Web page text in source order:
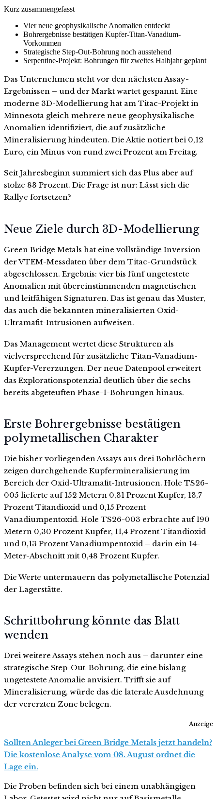
Kurz zusammengefasst
Vier neue geophysikalische Anomalien entdeckt
Bohrergebnisse bestätigen Kupfer-Titan-Vanadium-
Vorkommen
Strategische Step-Out-Bohrung noch ausstehend
Serpentine-Projekt: Bohrungen für zweites Halbjahr geplant
Das Unternehmen steht vor den nächsten Assay-
Ergebnissen – und der Markt wartet gespannt. Eine
moderne 3D-Modellierung hat am Titac-Projekt in
Minnesota gleich mehrere neue geophysikalische
Anomalien identifiziert, die auf zusätzliche
Mineralisierung hindeuten. Die Aktie notiert bei 0,12
Euro, ein Minus von rund zwei Prozent am Freitag.
Seit Jahresbeginn summiert sich das Plus aber auf
stolze 83 Prozent. Die Frage ist nur: Lässt sich die
Rallye fortsetzen?
Neue Ziele durch 3D-Modellierung
Green Bridge Metals hat eine vollständige Inversion
der VTEM-Messdaten über dem Titac-Grundstück
abgeschlossen. Ergebnis: vier bis fünf ungetestete
Anomalien mit übereinstimmenden magnetischen
und leitfähigen Signaturen. Das ist genau das Muster,
das auch die bekannten mineralisierten Oxid-
Ultramafit-Intrusionen aufweisen.
Das Management wertet diese Strukturen als
vielversprechend für zusätzliche Titan-Vanadium-
Kupfer-Vererzungen. Der neue Datenpool erweitert
das Explorationspotenzial deutlich über die sechs
bereits abgeteuften Phase-1-Bohrungen hinaus.
Erste Bohrergebnisse bestätigen
polymetallischen Charakter
Die bisher vorliegenden Assays aus drei Bohrlöchern
zeigen durchgehende Kupfermineralisierung im
Bereich der Oxid-Ultramafit-Intrusionen. Hole TS26-
005 lieferte auf 152 Metern 0,31 Prozent Kupfer, 13,7
Prozent Titandioxid und 0,15 Prozent
Vanadiumpentoxid. Hole TS26-003 erbrachte auf 190
Metern 0,30 Prozent Kupfer, 11,4 Prozent Titandioxid
und 0,13 Prozent Vanadiumpentoxid – darin ein 14-
Meter-Abschnitt mit 0,48 Prozent Kupfer.
Die Werte untermauern das polymetallische Potenzial
der Lagerstätte.
Schrittbohrung könnte das Blatt
wenden
Drei weitere Assays stehen noch aus – darunter eine
strategische Step-Out-Bohrung, die eine bislang
ungetestete Anomalie anvisiert. Trifft sie auf
Mineralisierung, würde das die laterale Ausdehnung
der vererzten Zone belegen.
Anzeige
Sollten Anleger bei Green Bridge Metals jetzt handeln?
Die kostenlose Analyse vom 08. August ordnet die
Lage ein.
Die Proben befinden sich bei einem unabhängigen